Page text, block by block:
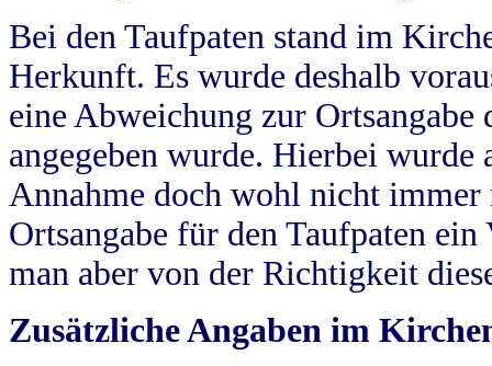
Bei den Taufpaten stand im
Herkunft. Es wurde deshalb
eine Abweichung zur
angegeben wurde. Hierbei wurde
Annahme doch wohl nicht
Ortsangabe für den Taufpaten
man aber von der Richtigkeit
Zusätzliche Angaben im